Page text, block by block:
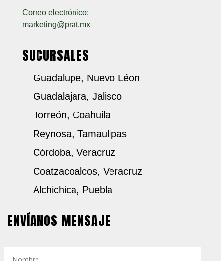
Correo electrónico:
marketing@prat.mx
SUCURSALES
Guadalupe, Nuevo Léon
Guadalajara, Jalisco
Torreón, Coahuila
Reynosa, Tamaulipas
Córdoba, Veracruz
Coatzacoalcos, Veracruz
Alchichica, Puebla
ENVÍANOS MENSAJE